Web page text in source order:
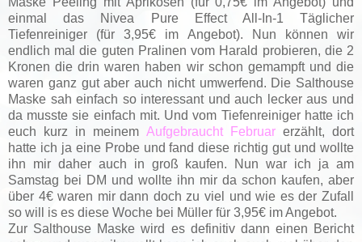
einmal das Nivea Pure Effect All-In-1 Täglicher
Tiefenreiniger (für 3,95€ im Angebot). Nun können wir
endlich mal die guten Pralinen vom Harald probieren, die 2
Kronen die drin waren haben wir schon gemampft und die
waren ganz gut aber auch nicht umwerfend. Die Salthouse
Maske sah einfach so interessant und auch lecker aus und
da musste sie einfach mit. Und vom Tiefenreiniger hatte ich
euch kurz in meinem Aufgebraucht Februarerzählt, dort
hatte ich ja eine Probe und fand diese richtig gut und wollte
ihn mir daher auch in groß kaufen. Nun war ich ja am
Samstag bei DM und wollte ihn mir da schon kaufen, aber
über 4€ waren mir dann doch zu viel und wie es der Zufall
so will is es diese Woche bei Müller für 3,95€ im Angebot.
Zur Salthouse Maske wird es definitiv dann einen Bericht